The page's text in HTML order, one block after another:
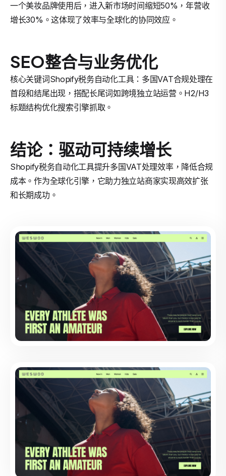
一个美妆品牌使用后，进入新市场时间缩短50%，年营收
增长30%。这体现了效率与全球化的协同效应。
SEO整合与业务优化
核心关键词Shopify税务自动化工具：多国VAT合规处理在
首段和结尾出现，搭配长尾词如跨境独立站运营。H2/H3
标题结构优化搜索引擎抓取。
结论：驱动可持续增长
Shopify税务自动化工具提升多国VAT处理效率，降低合规
成本。作为全球化引擎，它助力独立站商家实现高效扩张
和长期成功。